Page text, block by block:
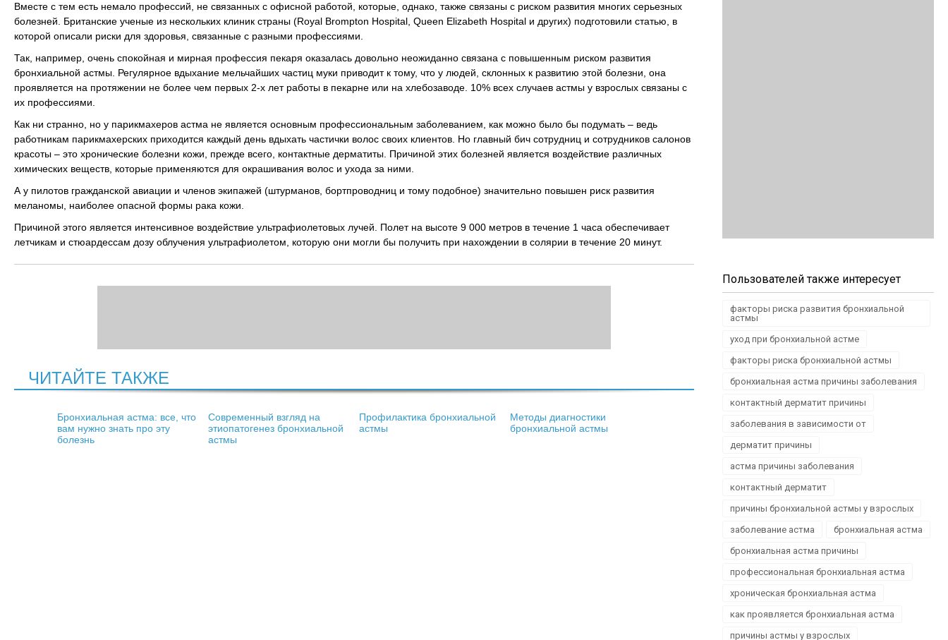
Вместе с тем есть немало профессий, не связанных с офисной работой, которые, однако, также связаны с риском развития многих серьезных
болезней. Британские ученые из нескольких клиник страны (Royal Brompton Hospital, Queen Elizabeth Hospital и других) подготовили статью, в
которой описали риски для здоровья, связанные с разными профессиями.
Так, например, очень спокойная и мирная профессия пекаря оказалась довольно неожиданно связана с повышенным риском развития
бронхиальной астмы. Регулярное вдыхание мельчайших частиц муки приводит к тому, что у людей, склонных к развитию этой болезни, она
проявляется на протяжении не более чем первых 2-х лет работы в пекарне или на хлебозаводе. 10% всех случаев астмы у взрослых связаны с
их профессиями.
Как ни странно, но у парикмахеров астма не является основным профессиональным заболеванием, как можно было бы подумать – ведь
работникам парикмахерских приходится каждый день вдыхать частички волос своих клиентов. Но главный бич сотрудниц и сотрудников салонов
красоты – это хронические болезни кожи, прежде всего, контактные дерматиты. Причиной этих болезней является воздействие различных
химических веществ, которые применяются для окрашивания волос и ухода за ними.
А у пилотов гражданской авиации и членов экипажей (штурманов, бортпроводниц и тому подобное) значительно повышен риск развития
меланомы, наиболее опасной формы рака кожи.
Причиной этого является интенсивное воздействие ультрафиолетовых лучей. Полет на высоте 9 000 метров в течение 1 часа обеспечивает
летчикам и стюардессам дозу облучения ультрафиолетом, которую они могли бы получить при нахождении в солярии в течение 20 минут.
ЧИТАЙТЕ ТАКЖЕ
Бронхиальная астма: все, что
вам нужно знать про эту
болезнь
Современный взгляд на
этиопатогенез бронхиальной
астмы
Профилактика бронхиальной
астмы
Методы диагностики
бронхиальной астмы
Пользователей также интересует
факторы риска развития бронхиальной
астмы
уход при бронхиальной астме
факторы риска бронхиальной астмы
бронхиальная астма причины заболевания
контактный дерматит причины
заболевания в зависимости от
дерматит причины
астма причины заболевания
контактный дерматит
причины бронхиальной астмы у взрослых
заболевание астма
бронхиальная астма
бронхиальная астма причины
профессиональная бронхиальная астма
хроническая бронхиальная астма
как проявляется бронхиальная астма
причины астмы у взрослых